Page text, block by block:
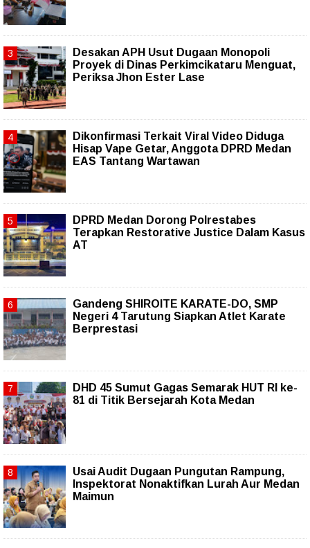
Desakan APH Usut Dugaan Monopoli
Proyek di Dinas Perkimcikataru Menguat,
Periksa Jhon Ester Lase
Dikonfirmasi Terkait Viral Video Diduga
Hisap Vape Getar, Anggota DPRD Medan
EAS Tantang Wartawan
DPRD Medan Dorong Polrestabes
Terapkan Restorative Justice Dalam Kasus
AT
Gandeng SHIROITE KARATE-DO, SMP
Negeri 4 Tarutung Siapkan Atlet Karate
Berprestasi
DHD 45 Sumut Gagas Semarak HUT RI ke-
81 di Titik Bersejarah Kota Medan
Usai Audit Dugaan Pungutan Rampung,
Inspektorat Nonaktifkan Lurah Aur Medan
Maimun